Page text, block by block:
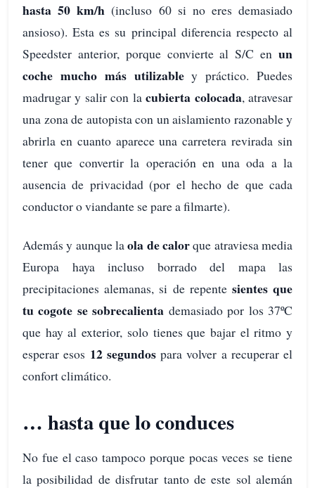
hasta 50 km/h (incluso 60 si no eres demasiado
ansioso). Esta es su principal diferencia respecto al
Speedster anterior, porque convierte al S/C en un
coche mucho más utilizabley práctico. Puedes
madrugar y salir con lacubierta colocada, atravesar
una zona de autopista con un aislamiento razonable y
abrirla en cuanto aparece una carretera revirada sin
tener que convertir la operación en una oda a la
ausencia de privacidad (por el hecho de que cada
conductor o viandante se pare a filmarte).
Además y aunque laola de calorque atraviesa media
Europa haya incluso borrado del mapa las
precipitaciones alemanas, si de repente sientes que
tu cogote se sobrecalienta demasiado por los 37ºC
que hay al exterior, solo tienes que bajar el ritmo y
esperar esos 12 segundospara volver a recuperar el
confort climático.
… hasta que lo conduces
No fue el caso tampoco porque pocas veces se tiene
la posibilidad de disfrutar tanto de este sol alemán